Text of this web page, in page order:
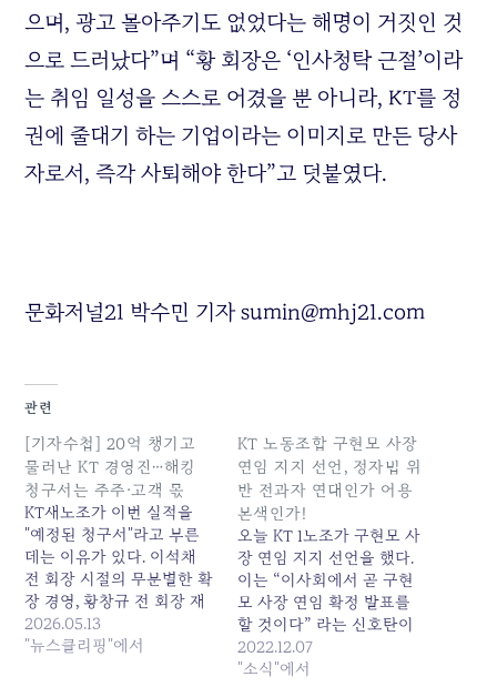
으며, 광고 몰아주기도 없었다는 해명이 거짓인 것
으로 드러났다”며 “황 회장은 ‘인사청탁 근절’이라
는 취임 일성을 스스로 어겼을 뿐 아니라, KT를 정
권에 줄대기 하는 기업이라는 이미지로 만든 당사
자로서, 즉각 사퇴해야 한다”고 덧붙였다.
문화저널21 박수민 기자 sumin@mhj21.com
관련
[기자수첩] 20억 챙기고
물러난 KT 경영진…해킹
청구서는 주주·고객 몫
KT새노조가 이번 실적을
"예정된 청구서"라고 부른
데는 이유가 있다. 이석채
전 회장 시절의 무분별한 확
장 경영, 황창규 전 회장 재
임 시절의 아현 통신구 화
재, 이번 김영섭 전 사장 체
2026.05.13
"뉴스클리핑"에서
KT 노동조합 구현모 사장
연임 지지 선언, 정자법 위
반 전과자 연대인가 어용
본색인가!
오늘 KT 1노조가 구현모 사
장 연임 지지 선언을 했다.
이는 “이사회에서 곧 구현
모 사장 연임 확정 발표를
할 것이다” 라는 신호탄이
다. 과거 사례를 볼때 연임
확정 시기가 임박하고 CEO
2022.12.07
"소식"에서